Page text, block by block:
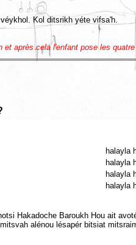
Kol ditsrikh yéte vifsa'h.
après cela l'enfant pose les
halayla
halayla
halayla
halayla
Hakadoche Baroukh Hou ait
alénou lésapér bitsiat